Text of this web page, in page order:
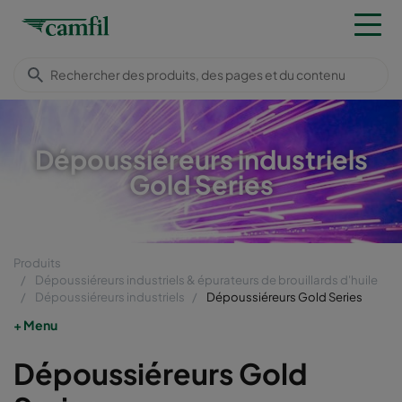
Dépoussiéreurs industriels
Gold Series
Produits
Dépoussiéreurs industriels & épurateurs de brouillards d'huile
Dépoussiéreurs industriels
Dépoussiéreurs Gold Series
Menu
Dépoussiéreurs Gold